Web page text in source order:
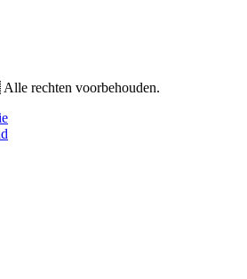
rechten voorbehouden.